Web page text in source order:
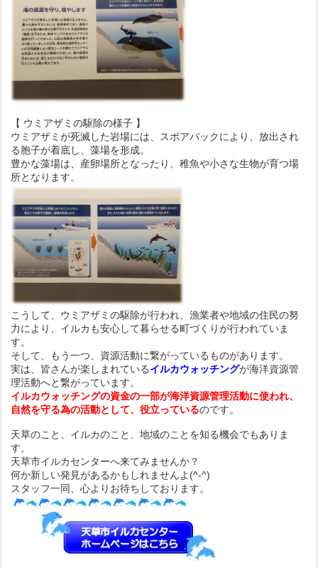
【 ウミアザミの駆除の様子 】
ウミアザミが死滅した岩場には、スポアバックにより、放出され
る胞子が着底し、藻場を形成。
豊かな藻場は、産卵場所となったり、稚魚や小さな生物が育つ場
所となります。
こうして、ウミアザミの駆除が行われ、漁業者や地域の住民の努
力により、イルカも安心して暮らせる町づくりが行われていま
す。
そして、もう一つ、資源活動に繋がっているものがあります。
実は、皆さんが楽しまれているイルカウォッチングが海洋資源管
理活動へと繋がっています。
イルカウォッチングの資金の一部が海洋資源管理活動に使われ、
自然を守る為の活動として、役立っているのです。
天草のこと、イルカのこと、地域のことを知る機会でもありま
す。
天草市イルカセンターへ来てみませんか？
何か新しい発見があるかもしれませんよ(^-^)
スタッフ一同、心よりお待ちしております。